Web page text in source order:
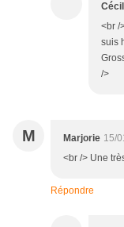
<br /
suis
/>
M Marjorie 15/
<br /> Une
Répondre